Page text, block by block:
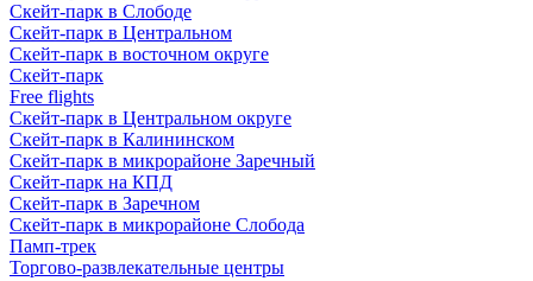
Скейт-парк в Слободе
Скейт-парк в Центральном
Скейт-парк в восточном округе
Скейт-парк
Free flights
Скейт-парк в Центральном округе
Скейт-парк в Калининском
Скейт-парк в микрорайоне Заречный
Скейт-парк на КПД
Скейт-парк в Заречном
Скейт-парк в микрорайоне Слобода
Памп-трек
Торгово-развлекательные центры